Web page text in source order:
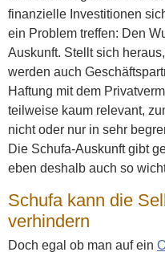
finanzielle Investitionen
ein Problem treffen: Den
Auskunft. Stellt sich
werden auch
Haftung mit dem
teilweise kaum relevant,
nicht oder nur in sehr
Die Schufa-Auskunft gibt
eben deshalb auch so
Schufa kann die
verhindern
Doch egal ob man auf ein